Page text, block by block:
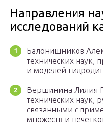
Направления
исследований
Балонишников
технических наук,
и моделей
Вершинина Лилия
технических наук,
связанными с
множеств и